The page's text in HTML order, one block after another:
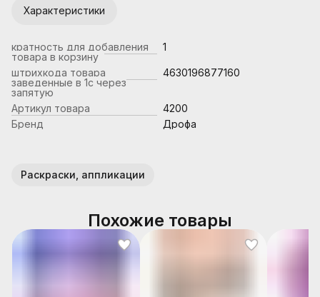
Характеристики
кратность для добавления
товара в корзину
1
штрихкода товара
заведенные в 1с через
запятую
4630196877160
Артикул товара
4200
Бренд
Дрофа
Раскраски, аппликации
Похожие товары